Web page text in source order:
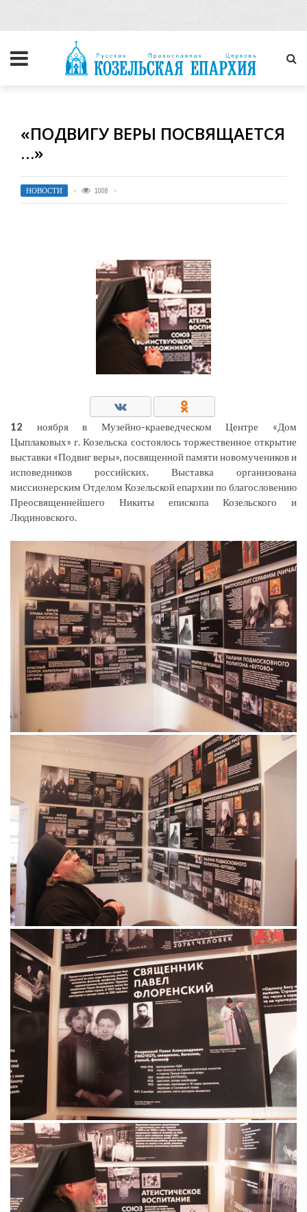
«ПОДВИГУ ВЕРЫ ПОСВЯЩАЕТСЯ
…»
НОВОСТИ 1008
12 ноября в Музейно-краеведческом Центре «Дом
Цыплаковых» г. Козельска состоялось торжественное открытие
выставки «Подвиг веры», посвященной памяти новомучеников и
исповедников российских. Выставка организована
миссионерским Отделом Козельской епархии по благословению
Преосвященнейшего Никиты епископа Козельского и
Людиновского.